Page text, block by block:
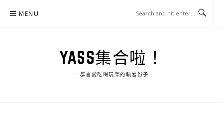
MENU
YASS集合啦！
一群喜愛吃喝玩樂的執著份子